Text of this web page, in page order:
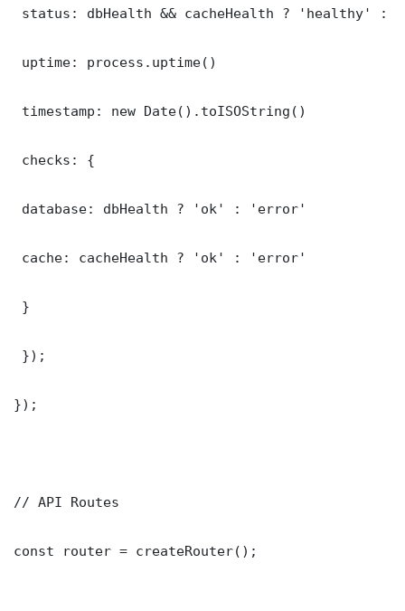
status: dbHealth && cacheHealth ? 'healthy' :
uptime: process.uptime()
timestamp: new Date().toISOString()
checks: {
database: dbHealth ? 'ok' : 'error'
cache: cacheHealth ? 'ok' : 'error'
}
});
});
// API Routes
const router = createRouter();